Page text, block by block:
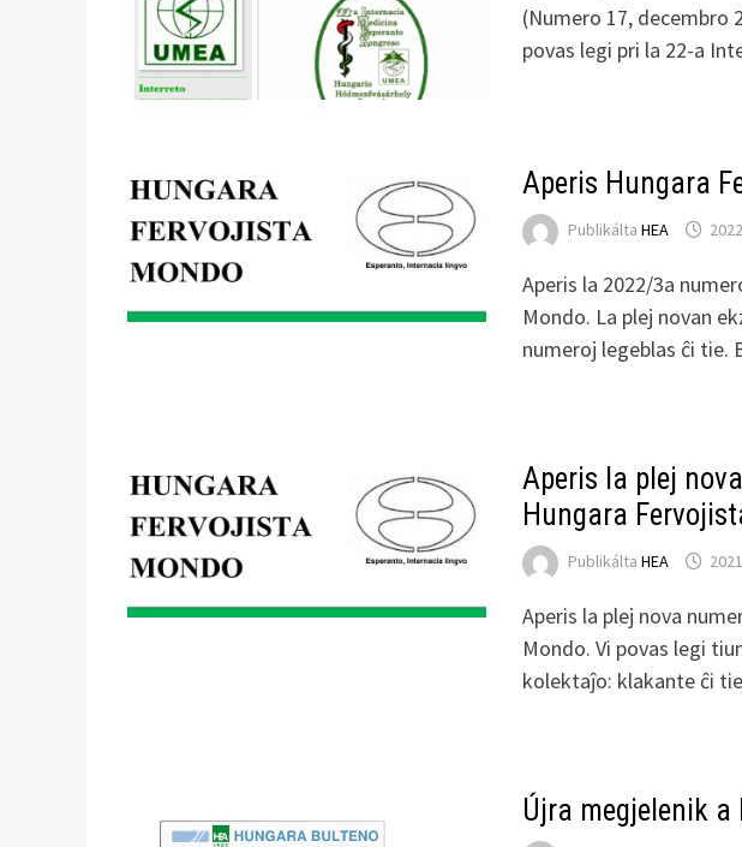
(Numero 17, decembro
povas legi pri la 22-a
Aperis Hungara
PublikáltaHEA
Aperis la 2022/3a
Mondo. La plej novan
numeroj legeblas ĉi tie.
Aperis la plej
Hungara
PublikáltaHEA
Aperis la plej nova
Mondo. Vi povas legi
kolektaĵo: klakante ĉi
Újra megjelenik